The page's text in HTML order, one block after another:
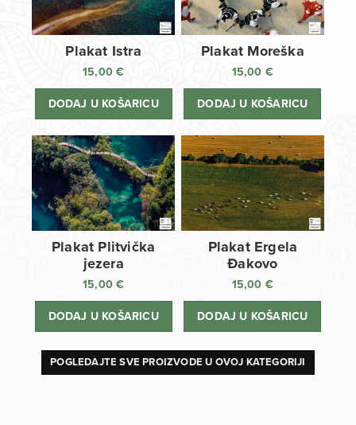
Plakat Istra
15,00€
DODAJ U KOŠARICU
Plakat Moreška
15,00 €
DODAJ U KOŠARICU
Plakat Plitvička
jezera
15,00€
DODAJ U KOŠARICU
Plakat Ergela
Đakovo
15,00 €
DODAJ U KOŠARICU
POGLEDAJTE SVE PROIZVODE U OVOJ KATEGORIJI